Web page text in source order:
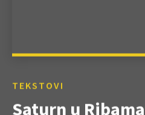
TEKSTOVI
Saturn u